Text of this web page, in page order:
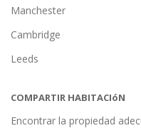
Manchester
Cambridge
Leeds
COMPARTIR HABITACIóN
Encontrar la propiedad